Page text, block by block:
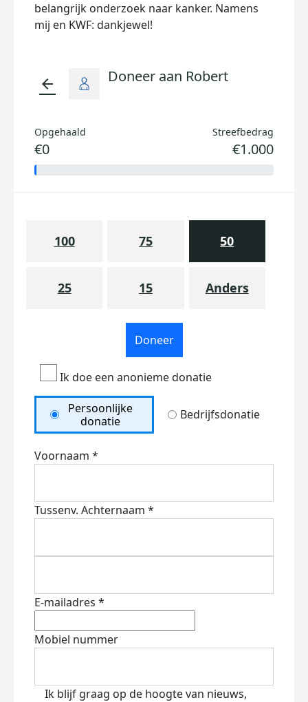
belangrijk onderzoek naar kanker. Namens
mij en KWF: dankjewel!
arrow_back Doneer aan Robert
Opgehaald
€0
Streefbedrag
€1.000
100 75 50
25 15 Anders
Doneer
Ik doe een anonieme donatie
Persoonlijke
donatie
Bedrijfsdonatie
Voornaam *
Tussenv. Achternaam *
E-mailadres *
Mobiel nummer
Ik blijf graag op de hoogte van nieuws,